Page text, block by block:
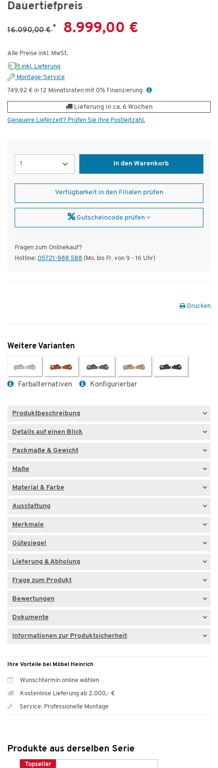
Dauertiefpreis
16.090,00 €* 8.999,00 €
Alle Preise inkl. MwSt.
inkl. Lieferung
Montage-Service
749,92 € in 12 Monatsraten mit 0% Finanzierung
Lieferung in ca. 6 Wochen
Genauere Lieferzeit? Prüfen Sie Ihre Postleitzahl.
In den Warenkorb
Verfügbarkeit in den Filialen prüfen
Gutscheincode prüfen
Fragen zum Onlinekauf?
Hotline: 05721-988 588 (Mo. bis Fr. von 9 - 16 Uhr)
Drucken
Weitere Varianten
Farbalternativen Konfigurierbar
Produktbeschreibung
Details auf einen Blick
Packmaße & Gewicht
Maße
Material & Farbe
Ausstattung
Merkmale
Gütesiegel
Lieferung & Abholung
Frage zum Produkt
Bewertungen
Dokumente
Informationen zur Produktsicherheit
Ihre Vorteile bei Möbel Heinrich
Wunschtermin online wählen
Kostenlose Lieferung ab 2.000,- €
Service: Professionelle Montage
Produkte aus derselben Serie
Topseller